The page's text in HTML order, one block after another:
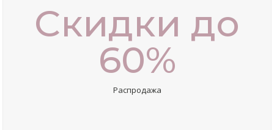
Скидки до
60%
Распродажа